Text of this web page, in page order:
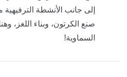
إلى جانب الأنشطة الترفيهية
صنع الكرتون، وبناء اللغز،
السماوية!